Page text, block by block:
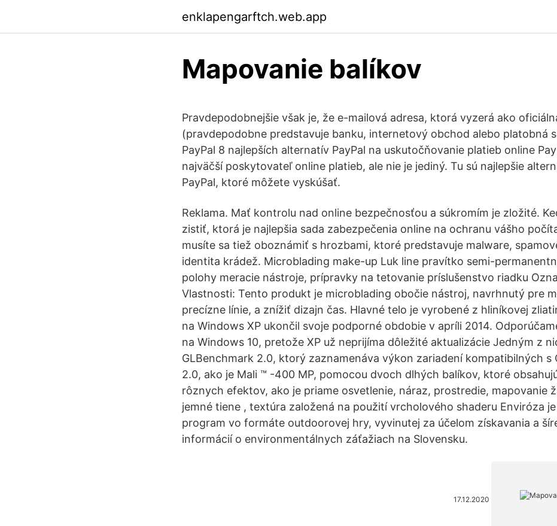
enklapengarftch.web.app
Mapovanie balíkov
Pravdepodobnejšie však je, že e-mailová adresa, ktorá vyzerá ako
(pravdepodobne predstavuje banku, internetový obchod alebo platobná
PayPal 8 najlepších alternatív PayPal na uskutočňovanie platieb online
najväčší poskytovateľ online platieb, ale nie je jediný. Tu sú najlepšie
PayPal, ktoré môžete vyskúšať.
Reklama. Mať kontrolu nad online bezpečnosťou a súkromím je zložité.
zistiť, ktorá je najlepšia sada zabezpečenia online na ochranu vášho
musíte sa tiež oboznámiť s hrozbami, ktoré predstavuje malware,
identita krádež. Microblading make-up Luk line pravítko semi-
polohy meracie nástroje, prípravky na tetovanie príslušenstvo riadku
Vlastnosti: Tento produkt je microblading obočie nástroj, navrhnutý pre
precízne línie, a znížiť dizajn čas. Hlavné telo je vyrobené z hliníkovej
na Windows XP ukončil svoje podporné obdobie v apríli 2014.
na Windows 10, pretože XP už neprijíma dôležité aktualizácie Jedným z
GLBenchmark 2.0, ktorý zaznamenáva výkon zariadení kompatibilných s
2.0, ako je Mali ™ -400 MP, pomocou dvoch dlhých balíkov, ktoré
rôznych efektov, ako je priame osvetlenie, náraz, prostredie, mapovanie
jemné tiene , textúra založená na použití vrcholového shaderu Enviróza
program vo formáte outdoorovej hry, vyvinutej za účelom získavania a
informácií o environmentálnych záťažiach na Slovensku.
17.12.2020